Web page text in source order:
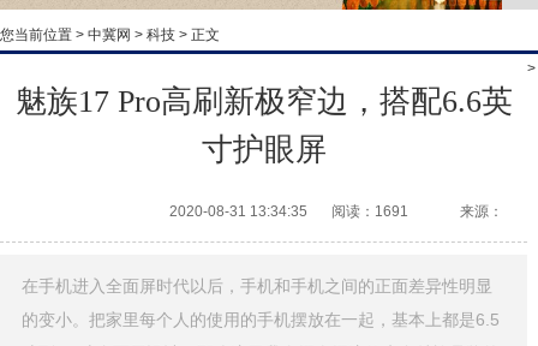
您当前位置 > 中冀网 > 科技 > 正文
>
魅族17 Pro高刷新极窄边，搭配6.6英
寸护眼屏
2020-08-31 13:34:35 阅读：1691 来源：
在手机进入全面屏时代以后，手机和手机之间的正面差异性明显
的变小。把家里每个人的使用的手机摆放在一起，基本上都是6.5